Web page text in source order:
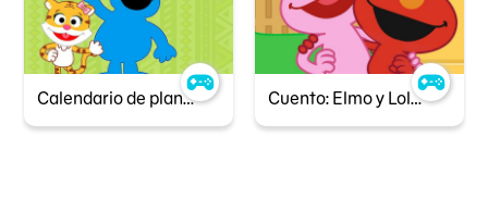
Calendario de planeación Cuento: Elmo y Lola, un día de juegos